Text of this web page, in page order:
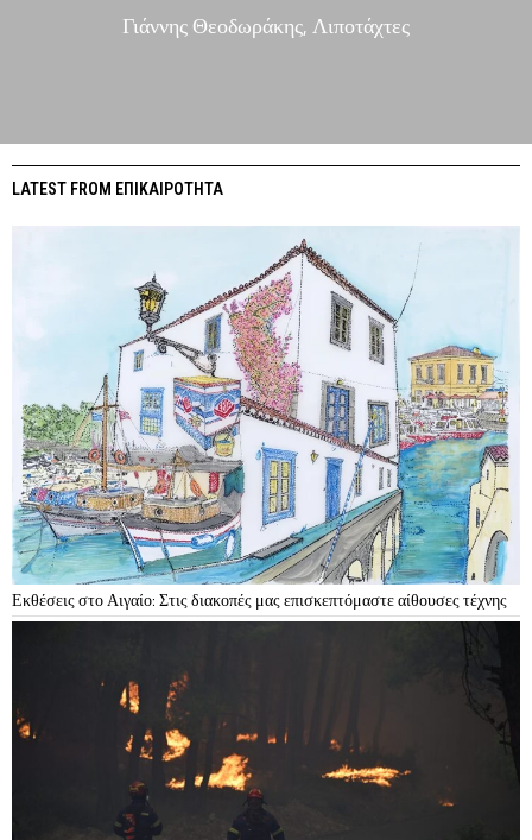
Γιάννης Θεοδωράκης, Λιποτάχτες
LATEST FROM ΕΠΙΚΑΙΡΟΤΗΤΑ
Εκθέσεις στο Αιγαίο: Στις διακοπές μας επισκεπτόμαστε αίθουσες τέχνης